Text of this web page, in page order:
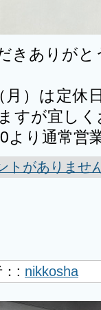
きありがと
月）は定休
すが宜し
より通常営
トがありませ
: nikkosha